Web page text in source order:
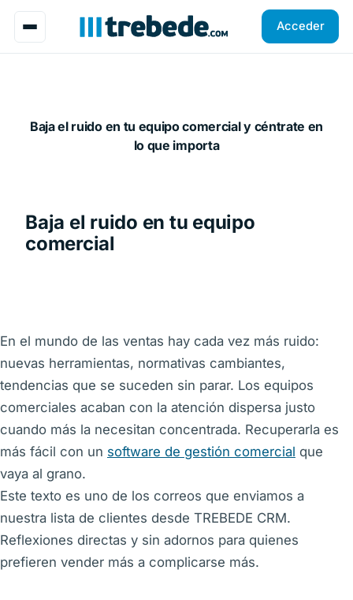
Acceder
Baja el ruido en tu equipo comercial y céntrate en
lo que importa
Baja el ruido en tu equipo
comercial
En el mundo de las ventas hay cada vez más ruido:
nuevas herramientas, normativas cambiantes,
tendencias que se suceden sin parar. Los equipos
comerciales acaban con la atención dispersa justo
cuando más la necesitan concentrada. Recuperarla es
más fácil con un software de gestión comercial que
vaya al grano.
Este texto es uno de los correos que enviamos a
nuestra lista de clientes desde TREBEDE CRM.
Reflexiones directas y sin adornos para quienes
prefieren vender más a complicarse más.